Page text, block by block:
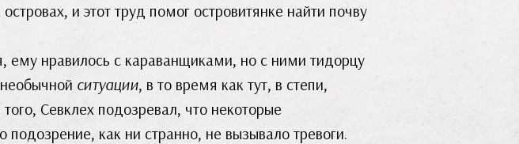
и этот труд помог островитянке найти почву
нравилось с караванщиками, но с ними тидорцу
ситуации, в то время как тут, в степи,
Севклех подозревал, что некоторые
как ни странно, не вызывало тревоги.